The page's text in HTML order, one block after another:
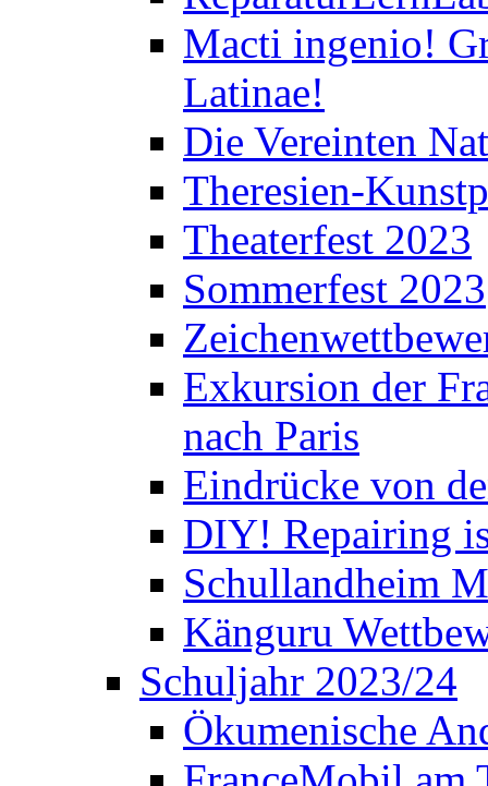
Macti ingenio!
Latinae!
Die Vereinten
Theresien-
Theaterfest 2023
Sommerfest 2023
Exkursion der
nach Paris
Eindrücke von
DIY! Repairing
Schullandheim
Känguru
Schuljahr 2023/24
Ökumenische